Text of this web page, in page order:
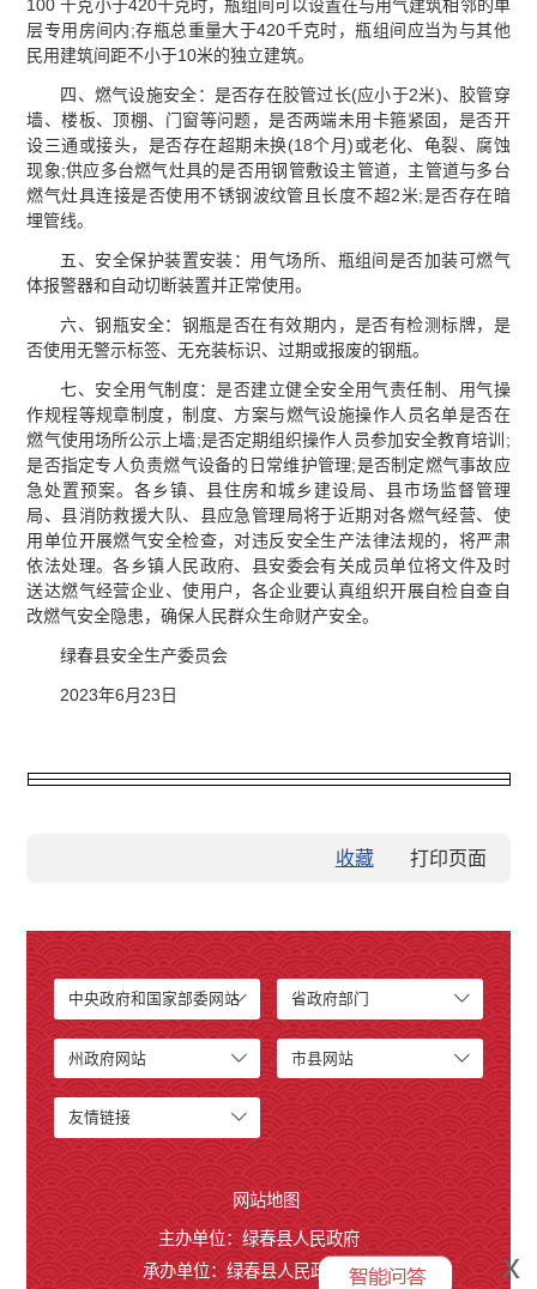
100 千克小于420千克时，瓶组间可以设置在与用气建筑相邻的单
层专用房间内;存瓶总重量大于420千克时，瓶组间应当为与其他
民用建筑间距不小于10米的独立建筑。
四、燃气设施安全：是否存在胶管过长(应小于2米)、胶管穿
墙、楼板、顶棚、门窗等问题，是否两端未用卡箍紧固，是否开
设三通或接头，是否存在超期未换(18个月)或老化、龟裂、腐蚀
现象;供应多台燃气灶具的是否用钢管敷设主管道，主管道与多台
燃气灶具连接是否使用不锈钢波纹管且长度不超2米;是否存在暗
埋管线。
五、安全保护装置安装：用气场所、瓶组间是否加装可燃气
体报警器和自动切断装置并正常使用。
六、钢瓶安全：钢瓶是否在有效期内，是否有检测标牌，是
否使用无警示标签、无充装标识、过期或报废的钢瓶。
七、安全用气制度：是否建立健全安全用气责任制、用气操
作规程等规章制度，制度、方案与燃气设施操作人员名单是否在
燃气使用场所公示上墙;是否定期组织操作人员参加安全教育培训;
是否指定专人负责燃气设备的日常维护管理;是否制定燃气事故应
急处置预案。各乡镇、县住房和城乡建设局、县市场监督管理
局、县消防救援大队、县应急管理局将于近期对各燃气经营、使
用单位开展燃气安全检查，对违反安全生产法律法规的，将严肃
依法处理。各乡镇人民政府、县安委会有关成员单位将文件及时
送达燃气经营企业、使用户，各企业要认真组织开展自检自查自
改燃气安全隐患，确保人民群众生命财产安全。
绿春县安全生产委员会
2023年6月23日
收藏
中央政府和国家部委网站 省政府部门
州政府网站 市县网站
友情链接
x
网站地图
主办单位：绿春县人民政府
承办单位：绿春县人民政府办公室